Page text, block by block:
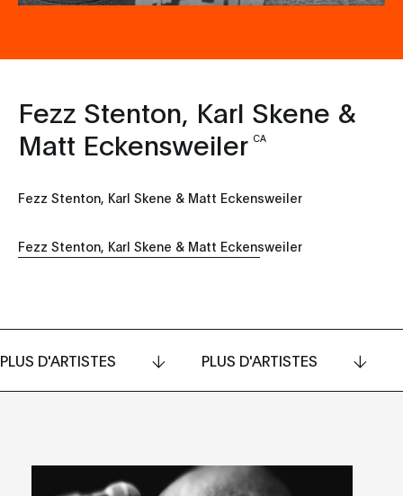
Fezz Stenton, Karl Skene &
Matt Eckensweiler CA
Fezz Stenton, Karl Skene & Matt Eckensweiler
Fezz Stenton, Karl Skene & Matt Eckensweiler
PLUS D'ARTISTES PLUS D'ARTISTES